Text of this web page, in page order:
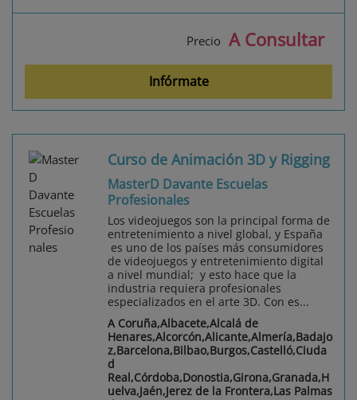
Precio A Consultar
Infórmate
Curso de Animación 3D y Rigging
MasterD Davante Escuelas
Profesionales
Los videojuegos son la principal forma de
entretenimiento a nivel global, y España
es uno de los países más consumidores
de videojuegos y entretenimiento digital
a nivel mundial; y esto hace que la
industria requiera profesionales
especializados en el arte 3D. Con es...
A Coruña,Albacete,Alcalá de
Henares,Alcorcón,Alicante,Almería,Badajo
z,Barcelona,Bilbao,Burgos,Castelló,Ciuda
d
Real,Córdoba,Donostia,Girona,Granada,H
uelva,Jaén,Jerez de la Frontera,Las Palmas